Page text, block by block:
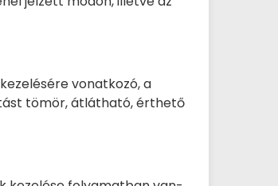
vonatkozó, a
tömör, átlátható, érthető